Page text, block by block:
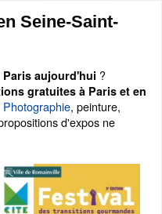
Seine-Saint-
aujourd'hui ?
gratuites à Paris et en
Photographie, peinture,
d'expos ne